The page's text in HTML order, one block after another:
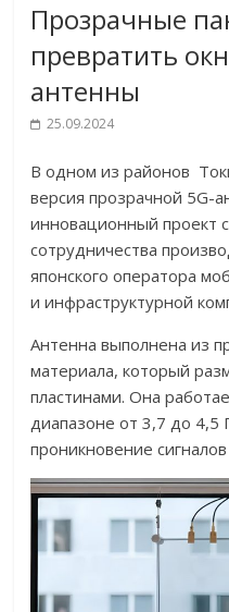
Прозрачные
превратить
антенны
25.09.2024
В одном из районов
версия прозрачной 5G-
инновационный проект
сотрудничества
японского оператора
и инфраструктурной
Антенна выполнена из
материала, который
пластинами. Она
диапазоне от 3,7 до 4,5
проникновение